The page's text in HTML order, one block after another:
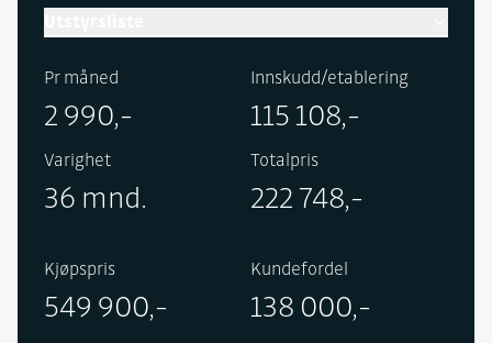
Adaptive LED frontlykter m/ fjernlysassistent,
Comfort Access, speilpakke, trådløs lading av
elektrisk setejustering med minne og
massasjefunksjon for fører, Harman Kardon
Sport eksteriør og interiør, Driving Assistant Plus
og 18" felger.
Pr måned
2 990,-
Innskudd/etablering
115 108,-
Varighet
36 mnd.
Totalpris
222 748,-
Kjøpspris
549 900,-
Kundefordel
138 000,-